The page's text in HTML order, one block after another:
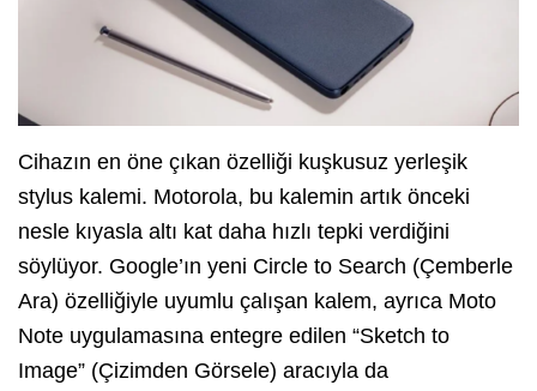
Cihazın en öne çıkan özelliği kuşkusuz yerleşik
stylus kalemi. Motorola, bu kalemin artık önceki
nesle kıyasla altı kat daha hızlı tepki verdiğini
söylüyor. Google’ın yeni Circle to Search (Çemberle
Ara) özelliğiyle uyumlu çalışan kalem, ayrıca Moto
Note uygulamasına entegre edilen “Sketch to
Image” (Çizimden Görsele) aracıyla da